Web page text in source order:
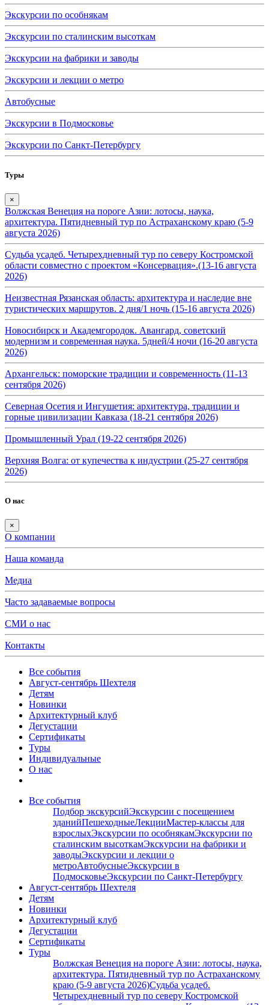
Экскурсии по особнякам
Экскурсии по сталинским высоткам
Экскурсии на фабрики и заводы
Экскурсии и лекции о метро
Автобусные
Экскурсии в Подмосковье
Экскурсии по Санкт-Петербургу
Туры
×
Волжская Венеция на пороге Азии: лотосы, наука,
архитектура. Пятидневный тур по Астраханскому краю (5-9
августа 2026)
Судьба усадеб. Четырехдневный тур по северу Костромской
области совместно с проектом «Консервация».(13-16 августа
2026)
Неизвестная Рязанская область: архитектура и наследие вне
туристических маршрутов. 2 дня/1 ночь (15-16 августа 2026)
Новосибирск и Академгородок. Авангард, советский
модернизм и современная наука. 5дней/4 ночи (16-20 августа
2026)
Архангельск: поморские традиции и современность (11-13
сентября 2026)
Северная Осетия и Ингушетия: архитектура, традиции и
горные цивилизации Кавказа (18-21 сентября 2026)
Промышленный Урал (19-22 сентября 2026)
Верхняя Волга: от купечества к индустрии (25-27 сентября
2026)
О нас
×
О компании
Наша команда
Медиа
Часто задаваемые вопросы
СМИ о нас
Контакты
Все события
Август-сентябрь Шехтеля
Детям
Новинки
Архитектурный клуб
Дегустации
Сертификаты
Туры
Индивидуальные
О нас
Все события
Подбор экскурсийЭкскурсии с посещением
зданийПешеходныеЛекцииМастер-классы для
взрослыхЭкскурсии по особнякамЭкскурсии по
сталинским высоткамЭкскурсии на фабрики и
заводыЭкскурсии и лекции о
метроАвтобусныеЭкскурсии в
ПодмосковьеЭкскурсии по Санкт-Петербургу
Август-сентябрь Шехтеля
Детям
Новинки
Архитектурный клуб
Дегустации
Сертификаты
Туры
Волжская Венеция на пороге Азии: лотосы, наука,
архитектура. Пятидневный тур по Астраханскому
краю (5-9 августа 2026)Судьба усадеб.
Четырехдневный тур по северу Костромской